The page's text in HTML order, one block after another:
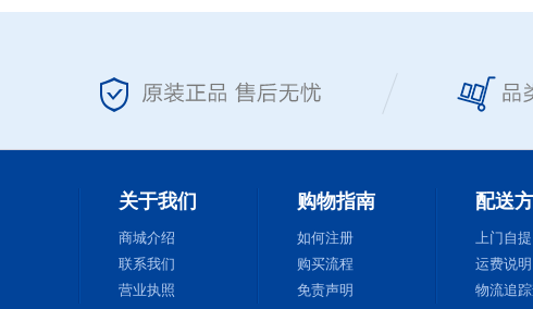
关于我们
商城介绍
联系我们
营业执照
购物指南
如何注册
购买流程
免责声明
配送
上门自提
运费说明
物流追